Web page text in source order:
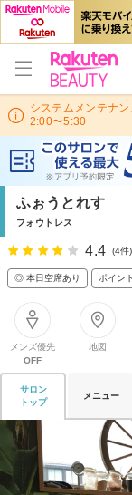
システムメンテナ
2:00〜5:30
ふぉうとれす
フォウトレス
4.4 (4件)
◎ 本日空席あり ポイン
メンズ優先
OFF
地図
サロン
トップ
メニュー